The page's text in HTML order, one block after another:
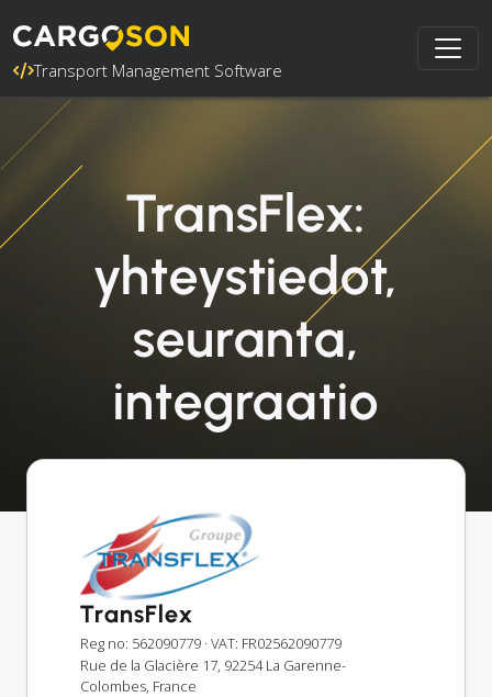
Transport Management Software
TransFlex:
yhteystiedot,
seuranta,
integraatio
TransFlex
Reg no: 562090779 · VAT: FR02562090779
Rue de la Glacière 17, 92254 La Garenne-
Colombes, France